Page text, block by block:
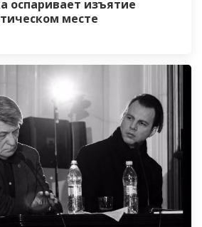
оспаривает изъятие
месте